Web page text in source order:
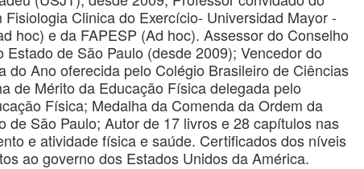
Clinica do Exercício- Universidad Mayor -
hoc) e da FAPESP (Ad hoc). Assessor do Conselho
de São Paulo (desde 2009); Vencedor do
do Ano oferecida pelo Colégio Brasileiro de Ciências
de Mérito da Educação Física delegada pelo
Física; Medalha da Comenda da Ordem da
de São Paulo; Autor de 17 livros e 28 capítulos nas
e atividade física e saúde. Certificados dos níveis
ao governo dos Estados Unidos da América.